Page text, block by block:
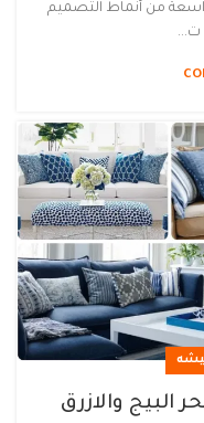
من أنماط التصميم
ت...
والازرق